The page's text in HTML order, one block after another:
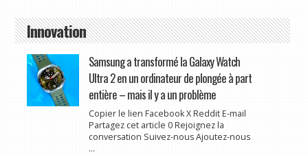
Innovation
Samsung a transformé la Galaxy Watch
Ultra 2 en un ordinateur de plongée à part
entière – mais il y a un problème
Copier le lien Facebook X Reddit E-mail
Partagez cet article 0 Rejoignez la
conversation Suivez-nous Ajoutez-nous
...